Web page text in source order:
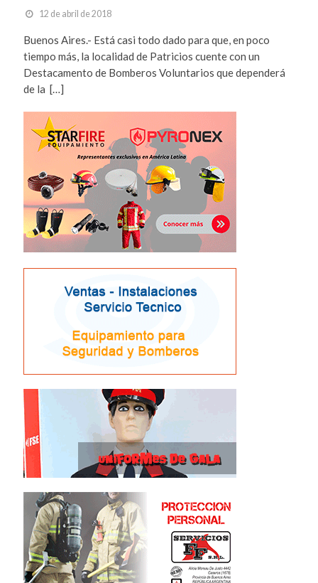
12 de abril de 2018
Buenos Aires.- Está casi todo dado para que, en poco
tiempo más, la localidad de Patricios cuente con un
Destacamento de Bomberos Voluntarios que dependerá
de la […]